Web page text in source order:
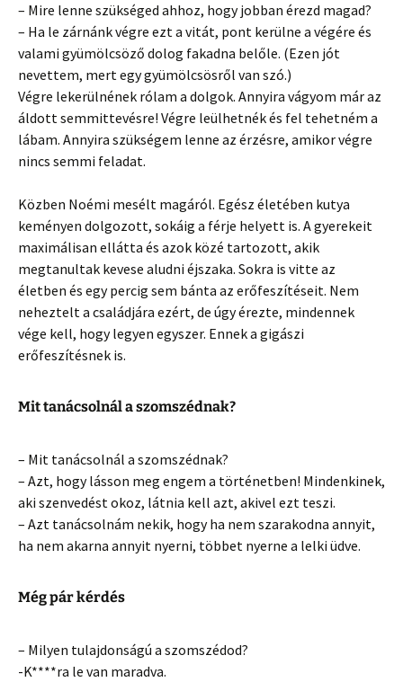
– Mire lenne szükséged ahhoz, hogy jobban érezd magad?
– Ha le zárnánk végre ezt a vitát, pont kerülne a végére és
valami gyümölcsöző dolog fakadna belőle. (Ezen jót
nevettem, mert egy gyümölcsösről van szó.)
Végre lekerülnének rólam a dolgok. Annyira vágyom már az
áldott semmittevésre! Végre leülhetnék és fel tehetném a
lábam. Annyira szükségem lenne az érzésre, amikor végre
nincs semmi feladat.
Közben Noémi mesélt magáról. Egész életében kutya
keményen dolgozott, sokáig a férje helyett is. A gyerekeit
maximálisan ellátta és azok közé tartozott, akik
megtanultak kevese aludni éjszaka. Sokra is vitte az
életben és egy percig sem bánta az erőfeszítéseit. Nem
neheztelt a családjára ezért, de úgy érezte, mindennek
vége kell, hogy legyen egyszer. Ennek a gigászi
erőfeszítésnek is.
Mit tanácsolnál a szomszédnak?
– Mit tanácsolnál a szomszédnak?
– Azt, hogy lásson meg engem a történetben! Mindenkinek,
aki szenvedést okoz, látnia kell azt, akivel ezt teszi.
– Azt tanácsolnám nekik, hogy ha nem szarakodna annyit,
ha nem akarna annyit nyerni, többet nyerne a lelki üdve.
Még pár kérdés
– Milyen tulajdonságú a szomszédod?
-K****ra le van maradva.